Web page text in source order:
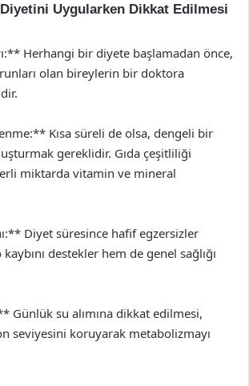
Diyetini Uygularken Dikkat Edilmesi
Herhangi bir diyete başlamadan önce,
olan bireylerin bir doktora
Kısa süreli de olsa, dengeli bir
gereklidir. Gıda çeşitliliği
miktarda vitamin ve mineral
Diyet süresince hafif egzersizler
destekler hem de genel sağlığı
Günlük su alımına dikkat edilmesi,
seviyesini koruyarak metabolizmayı